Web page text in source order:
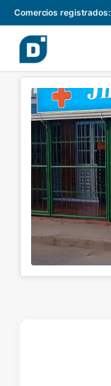
Comercios registrados: